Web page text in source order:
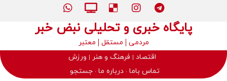
پایگاه خبری و تحلیلی نبض خبر
مردمی مستقل
معتبر
اقتصاد
فرهنگ و هنر
ورزش
تماس باما درباره ما جستجو